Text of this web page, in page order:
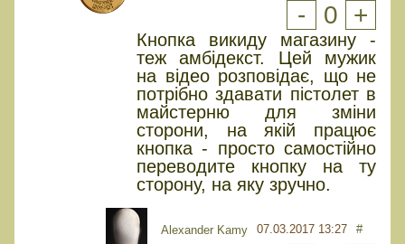
- 0 +
Кнопка викиду магазину -
теж амбідекст. Цей мужик
на відео розповідає, що не
потрібно здавати пістолет в
майстерню для зміни
сторони, на якій працює
кнопка - просто самостійно
переводите кнопку на ту
сторону, на яку зручно.
Alexander Kamy 07.03.2017 13:27 #